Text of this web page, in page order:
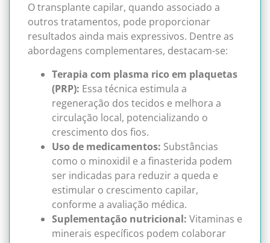
O transplante capilar, quando associado a
outros tratamentos, pode proporcionar
resultados ainda mais expressivos. Dentre as
abordagens complementares, destacam-se:
Terapia com plasma rico em plaquetas
(PRP): Essa técnica estimula a
regeneração dos tecidos e melhora a
circulação local, potencializando o
crescimento dos fios.
Uso de medicamentos: Substâncias
como o minoxidil e a finasterida podem
ser indicadas para reduzir a queda e
estimular o crescimento capilar,
conforme a avaliação médica.
Suplementação nutricional: Vitaminas e
minerais específicos podem colaborar